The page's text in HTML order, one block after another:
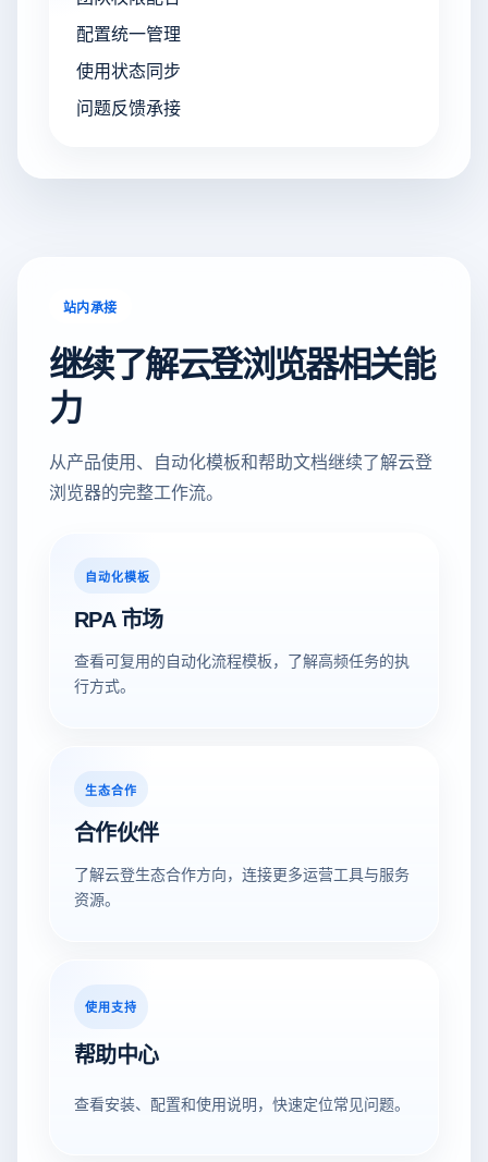
配置统一管理
使用状态同步
问题反馈承接
站内承接
继续了解云登浏览器相关能
力
从产品使用、自动化模板和帮助文档继续了解云登
浏览器的完整工作流。
自动化模板
RPA 市场
查看可复用的自动化流程模板，了解高频任务的执
行方式。
生态合作
合作伙伴
了解云登生态合作方向，连接更多运营工具与服务
资源。
使用支持
帮助中心
查看安装、配置和使用说明，快速定位常见问题。